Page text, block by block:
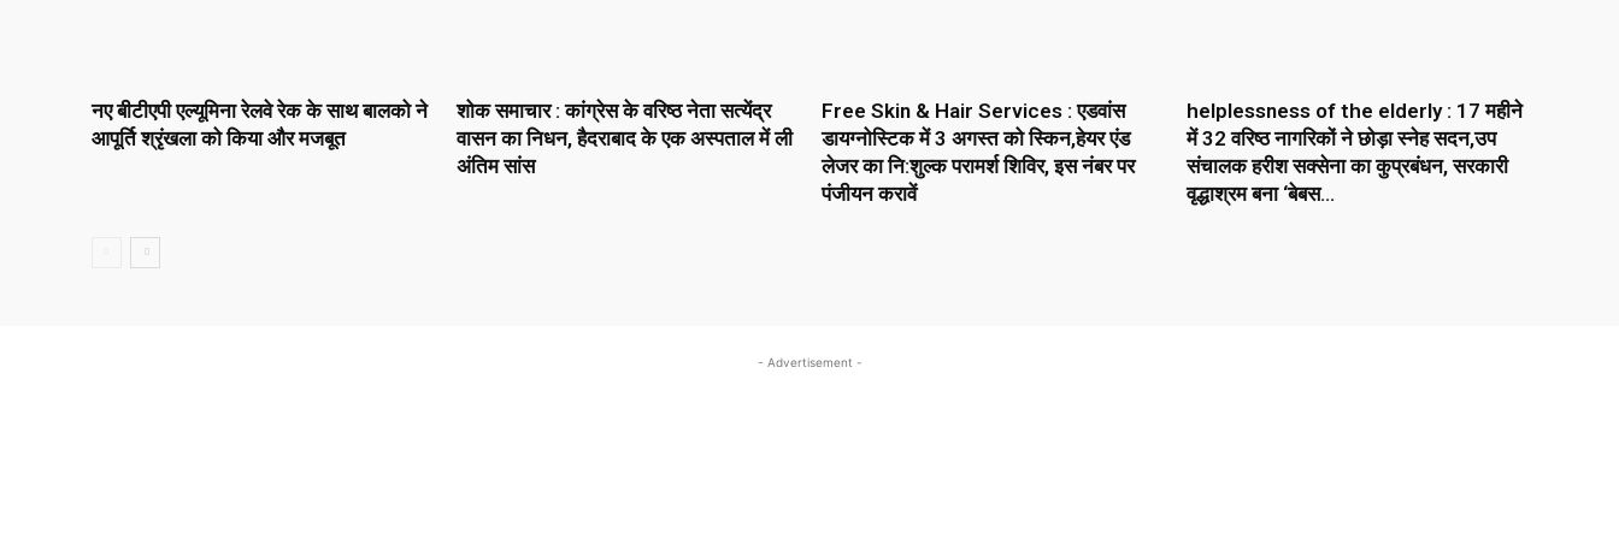
नए बीटीएपी एल्यूमिना रेलवे रेक के साथ बालको ने
आपूर्ति श्रृंखला को किया और मजबूत
शोक समाचार : कांग्रेस के वरिष्ठ नेता सत्येंद्र
वासन का निधन, हैदराबाद के एक अस्पताल में ली
अंतिम सांस
Free Skin & Hair Services : एडवांस
डायग्नोस्टिक में 3 अगस्त को स्किन,हेयर एंड
लेजर का नि:शुल्क परामर्श शिविर, इस नंबर पर
पंजीयन करावें
helplessness of the elderly : 17 महीने
में 32 वरिष्ठ नागरिकों ने छोड़ा स्नेह सदन,उप
संचालक हरीश सक्सेना का कुप्रबंधन, सरकारी
वृद्धाश्रम बना ‘बेबस...
- Advertisement -